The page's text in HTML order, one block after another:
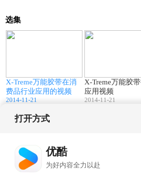
选集
X-Treme万能胶带在消
费品行业应用的视频
2014-11-21
X-Treme万能胶
应用视频
2014-11-21
打开方式
优酷
为好内容全力以赴